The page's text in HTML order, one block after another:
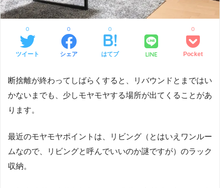
ツイート
0
シェア
0
はてブ
0
LINE Pocket
0
断捨離が終わってしばらくすると、リバウンドとまではい
かないまでも、少しモヤモヤする場所が出てくることがあ
ります。
最近のモヤモヤポイントは、リビング（とはいえワンルー
ムなので、リビングと呼んでいいのか謎ですが）のラック
収納。